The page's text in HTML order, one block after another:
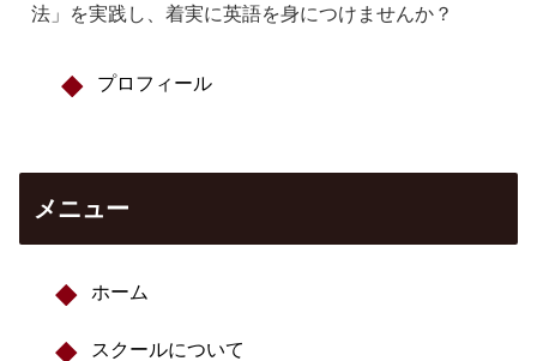
法」を実践し、着実に英語を身につけませんか？
プロフィール
メニュー
ホーム
スクールについて